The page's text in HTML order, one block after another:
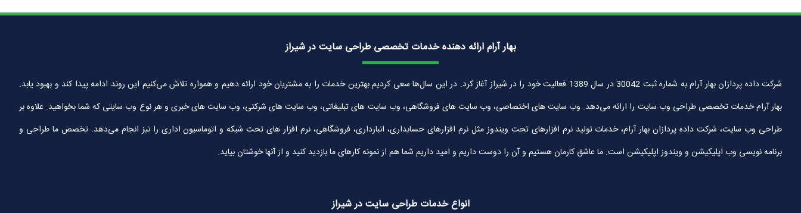
بهار آرام ارائه دهنده خدمات تخصصی طراحی سایت در شیراز
شرکت داده پردازان بهار آرام به شماره ثبت 30042 در سال 1389 فعالیت خود را در شیراز آغاز کرد. در این سال‌ها سعی کردیم بهترین خدمات را به مشتریان خود ارائه دهیم و همواره تلاش می‌کنیم این روند ادامه پیدا کند و بهبود یابد.
بهار آرام خدمات تخصصی طراحی وب سایت را ارائه می‌دهد. وب سایت های اختصاصی، وب سایت های فروشگاهی، وب سایت های تبلیغاتی، وب سایت های شرکتی، وب سایت های خبری و هر نوع وب سایتی که شما بخواهید. علاوه بر
طراحی وب سایت، شرکت داده پردازان بهار آرام، خدمات تولید نرم افزارهای تحت ویندوز مثل نرم افزارهای حسابداری، انبارداری، فروشگاهی، نرم افزار های تحت شبکه و اتوماسیون اداری را نیز انجام می‌دهد. تخصص ما طراحی و
برنامه نویسی وب اپلیکیشن و ویندوز اپلیکیشن است. ما عاشق کارمان هستیم و آن را دوست داریم و امید داریم شما هم از نمونه کارهای ما بازدید کنید و از آنها خوشتان بیاید.
انواع خدمات طراحی سایت در شیراز